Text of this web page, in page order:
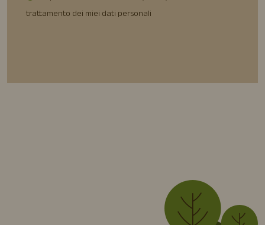
trattamento dei miei dati personali